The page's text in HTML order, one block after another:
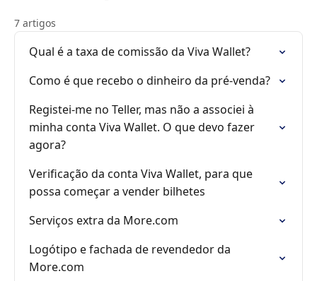
7 artigos
Qual é a taxa de comissão da Viva Wallet?
Como é que recebo o dinheiro da pré-venda?
Registei-me no Teller, mas não a associei à
minha conta Viva Wallet. O que devo fazer
agora?
Verificação da conta Viva Wallet, para que
possa começar a vender bilhetes
Serviços extra da More.com
Logótipo e fachada de revendedor da
More.com